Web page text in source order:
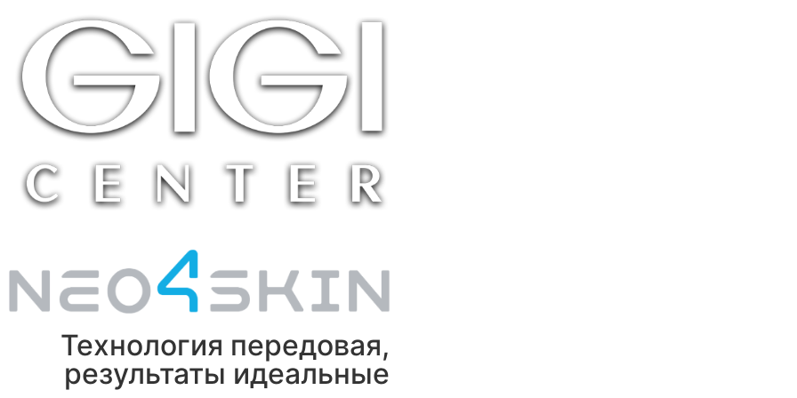
Технология передовая,
результаты идеальные